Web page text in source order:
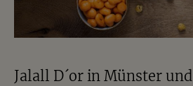
Jalall D´or in Münster